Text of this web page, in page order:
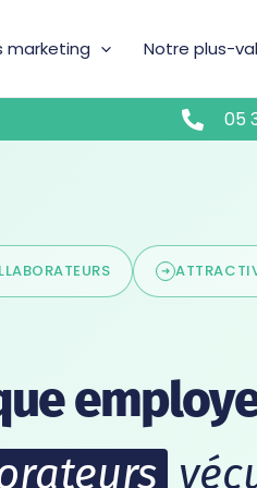
marketing Notre plus-
05